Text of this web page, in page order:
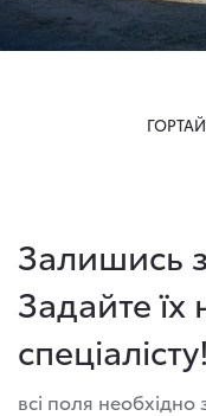
Залишись
Задайте
спеціалісту!
всі поля необхідно